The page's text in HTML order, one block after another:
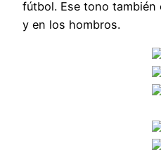
fútbol. Ese tono también
y en los hombros.